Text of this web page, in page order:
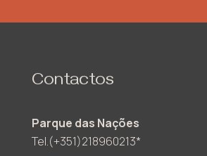
Contactos
Parque das Nações
Tel.(+351)218960213*